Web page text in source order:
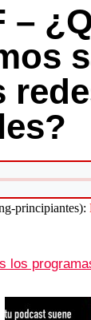
–
principiantes):
los